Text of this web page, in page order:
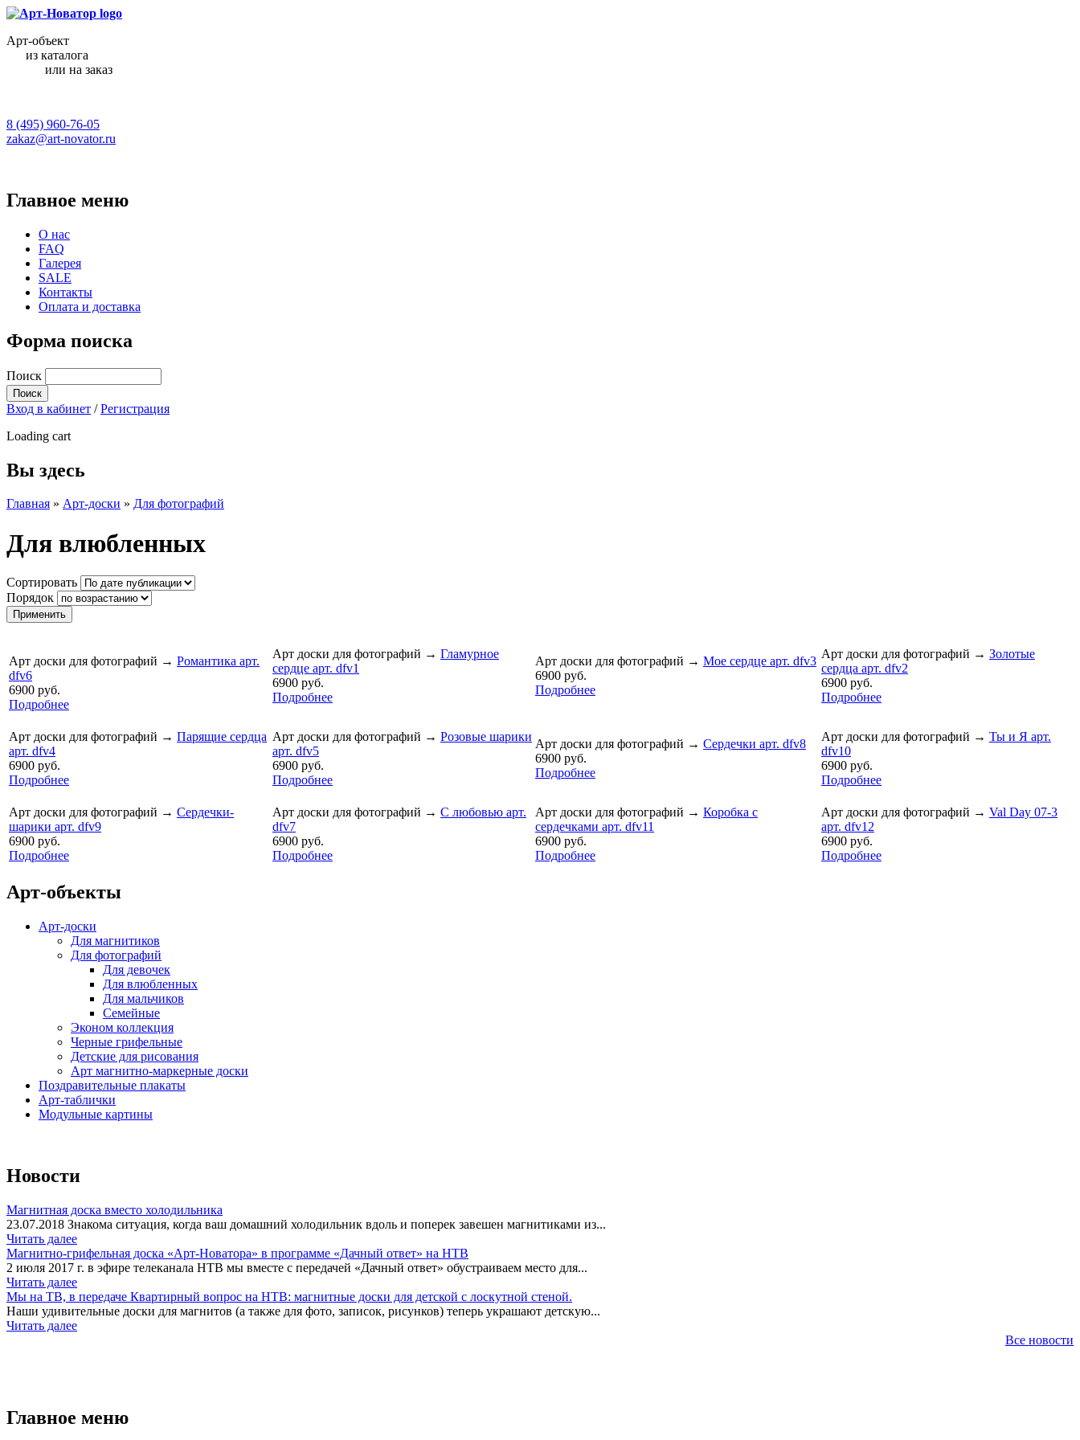
Арт-объект
из каталога
или на заказ
8 (495) 960-76-05
zakaz@art-novator.ru
Главное меню
О нас
FAQ
Галерея
SALE
Контакты
Оплата и доставка
Форма поиска
Поиск
Вход в кабинет /Регистрация
Loading cart
Вы здесь
Главная » Арт-доски » Для фотографий
Для влюбленных
Сортировать
Порядок
Арт доски для фотографий → Романтика арт.
dfv6
6900 руб.
Подробнее
Арт доски для фотографий → Гламурное
сердце арт. dfv1
6900 руб.
Подробнее
Арт доски для фотографий → Мое сердце арт. dfv3
6900 руб.
Подробнее
Арт доски для фотографий → Золотые
сердца арт. dfv2
6900 руб.
Подробнее
Арт доски для фотографий → Парящие сердца
арт. dfv4
6900 руб.
Подробнее
Арт доски для фотографий → Розовые шарики
арт. dfv5
6900 руб.
Подробнее
Арт доски для фотографий → Сердечки арт. dfv8
6900 руб.
Подробнее
Арт доски для фотографий → Ты и Я арт.
dfv10
6900 руб.
Подробнее
Арт доски для фотографий → Сердечки-
шарики арт. dfv9
6900 руб.
Подробнее
Арт доски для фотографий → С любовью арт.
dfv7
6900 руб.
Подробнее
Арт доски для фотографий → Коробка с
сердечками арт. dfv11
6900 руб.
Подробнее
Арт доски для фотографий → Val Day 07-3
арт. dfv12
6900 руб.
Подробнее
Арт-объекты
Арт-доски
Для магнитиков
Для фотографий
Для девочек
Для влюбленных
Для мальчиков
Семейные
Эконом коллекция
Черные грифельные
Детские для рисования
Арт магнитно-маркерные доски
Поздравительные плакаты
Арт-таблички
Модульные картины
Новости
Магнитная доска вместо холодильника
23.07.2018 Знакома ситуация, когда ваш домашний холодильник вдоль и поперек завешен магнитиками из...
Читать далее
Магнитно-грифельная доска «Арт-Новатора» в программе «Дачный ответ» на НТВ
2 июля 2017 г. в эфире телеканала НТВ мы вместе с передачей «Дачный ответ» обустраиваем место для...
Читать далее
Мы на ТВ, в передаче Квартирный вопрос на НТВ: магнитные доски для детской с лоскутной стеной.
Наши удивительные доски для магнитов (а также для фото, записок, рисунков) теперь украшают детскую...
Читать далее
Все новости
Главное меню